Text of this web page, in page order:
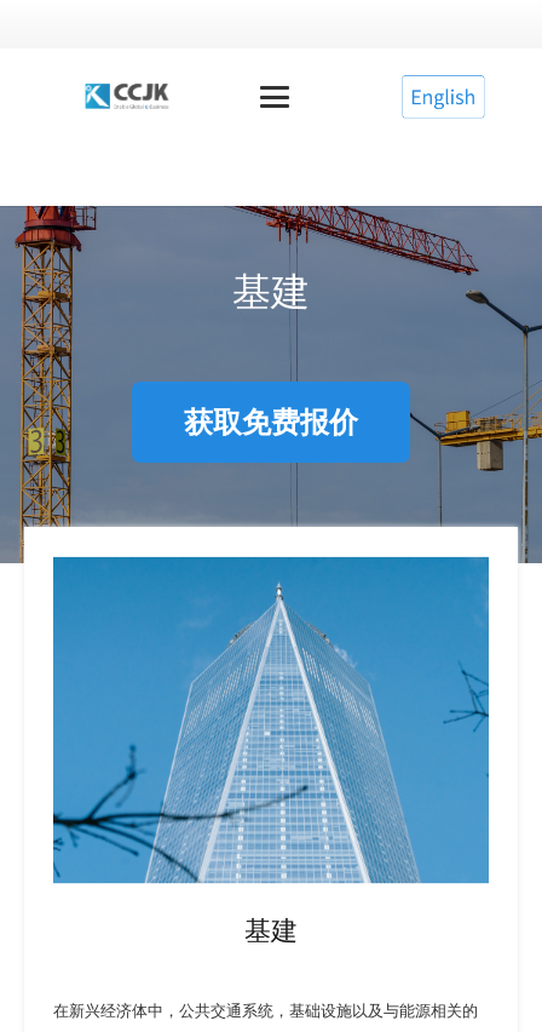
基建
获取免费报价
基建
在新兴经济体中，公共交通系统，基础设施以及与能源相关的